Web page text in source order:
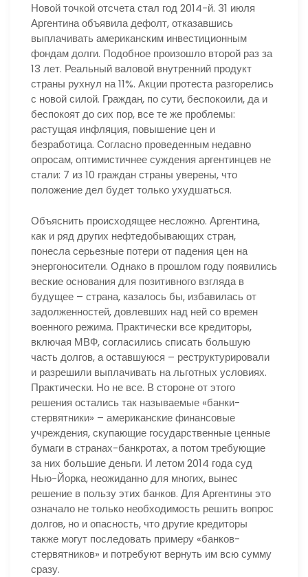
Новой точкой отсчета стал год 2014-й. 31 июля
Аргентина объявила дефолт, отказавшись
выплачивать американским инвестиционным
фондам долги. Подобное произошло второй раз за
13 лет. Реальный валовой внутренний продукт
страны рухнул на 11%. Акции протеста разгорелись
с новой силой. Граждан, по сути, беспокоили, да и
беспокоят до сих пор, все те же проблемы:
растущая инфляция, повышение цен и
безработица. Согласно проведенным недавно
опросам, оптимистичнее суждения аргентинцев не
стали: 7 из 10 граждан страны уверены, что
положение дел будет только ухудшаться.
Объяснить происходящее несложно. Аргентина,
как и ряд других нефтедобывающих стран,
понесла серьезные потери от падения цен на
энергоносители. Однако в прошлом году появились
веские основания для позитивного взгляда в
будущее – страна, казалось бы, избавилась от
задолженностей, довлевших над ней со времен
военного режима. Практически все кредиторы,
включая МВФ, согласились списать большую
часть долгов, а оставшуюся – реструктурировали
и разрешили выплачивать на льготных условиях.
Практически. Но не все. В стороне от этого
решения остались так называемые «банки-
стервятники» – американские финансовые
учреждения, скупающие государственные ценные
бумаги в странах-банкротах, а потом требующие
за них большие деньги. И летом 2014 года суд
Нью-Йорка, неожиданно для многих, вынес
решение в пользу этих банков. Для Аргентины это
означало не только необходимость решить вопрос
долгов, но и опасность, что другие кредиторы
также могут последовать примеру «банков-
стервятников» и потребуют вернуть им всю сумму
сразу.